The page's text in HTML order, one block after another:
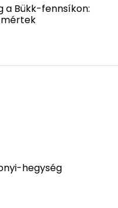
a Bükk-fennsíkon:
hegység